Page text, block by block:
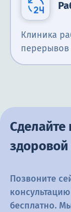
Клиника
перерывов
Позвоните
консультацию
бесплатно.